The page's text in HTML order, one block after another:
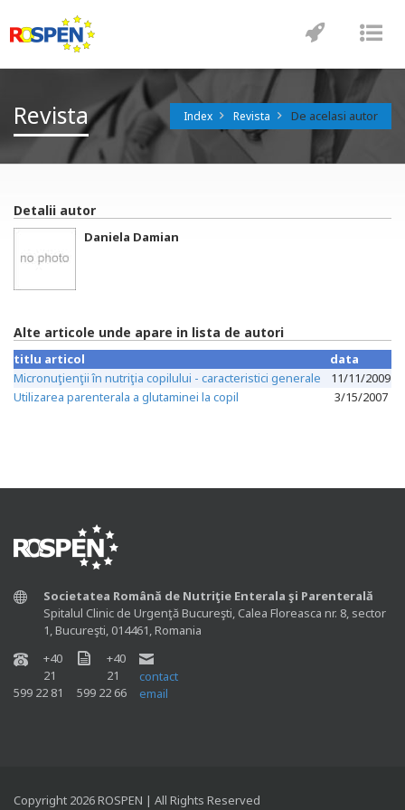
Revista Index Revista De acelasi autor
Detalii autor
Daniela Damian
Alte articole unde apare in lista de autori
titlu articol
data
Micronuţienţii în nutriţia copilului - caracteristici generale
11/11/2009
Utilizarea parenterala a glutaminei la copil
3/15/2007
Societatea Română de Nutriţie Enterala şi Parenterală
Spitalul Clinic de Urgenţă Bucureşti, Calea Floreasca nr. 8, sector
1, Bucureşti, 014461, Romania
+40
21
599 22 81
+40
21
599 22 66
contact
email
Copyright 2026 ROSPEN | All Rights Reserved